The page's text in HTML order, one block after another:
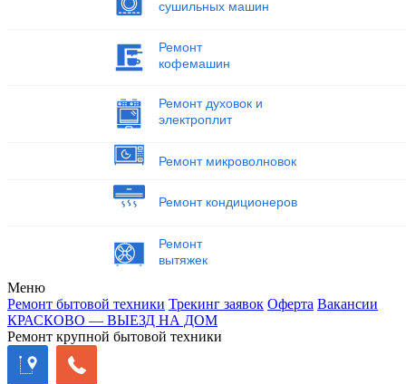
сушильных машин
Ремонт
кофемашин
Ремонт духовок и
электроплит
Ремонт микроволновок
Ремонт кондиционеров
Ремонт
вытяжек
Меню
Ремонт бытовой техники Трекинг заявок Оферта Вакансии
КРАСКОВО — ВЫЕЗД НА ДОМ
Ремонт крупной бытовой техники